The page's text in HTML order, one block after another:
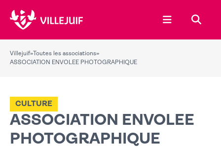
Ouvrir le
Villejuif» Toutes les associations»
ASSOCIATION ENVOLEE PHOTOGRAPHIQUE
ASSOCIATION ENVOLEE
PHOTOGRAPHIQUE
CULTURE